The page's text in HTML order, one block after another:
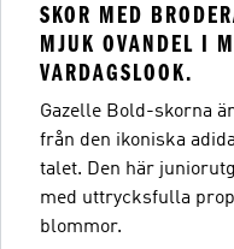
SKOR MED
MJUK OVANDEL I
VARDAGSLOOK.
Gazelle Bold-skorna
från den ikoniska
talet. Den här
med uttrycksfulla
blommor.